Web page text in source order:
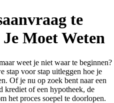
te
Moet Weten
weet je niet waar te beginnen?
stap voor stap uitleggen hoe je
Of je nu op zoek bent naar een
krediet of een hypotheek, de
het proces soepel te doorlopen.